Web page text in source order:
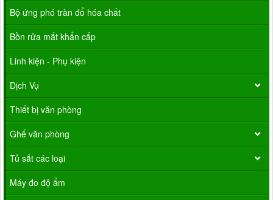
Bộ ứng phó tràn đổ hóa chất
Bồn rửa mắt khẩn cấp
Linh kiện - Phụ kiện
Dịch Vụ
Thiết bị văn phòng
Ghế văn phòng
Tủ sắt các loại
Máy đo độ ẩm